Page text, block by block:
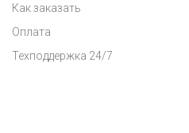
Как заказать
Оплата
Техподдержка 24/7